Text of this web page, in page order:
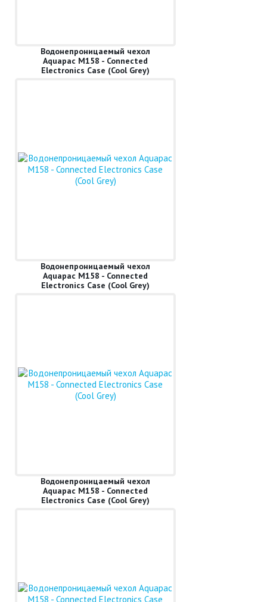
Водонепроницаемый чехол
Aquapac M158 - Connected
Electronics Case (Cool Grey)
Водонепроницаемый чехол
Aquapac M158 - Connected
Electronics Case (Cool Grey)
Водонепроницаемый чехол
Aquapac M158 - Connected
Electronics Case (Cool Grey)